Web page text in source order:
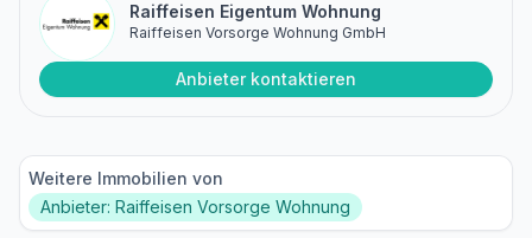
Raiffeisen Eigentum Wohnung
Raiffeisen Vorsorge Wohnung GmbH
Anbieter kontaktieren
Weitere Immobilien von
Anbieter: Raiffeisen Vorsorge Wohnung